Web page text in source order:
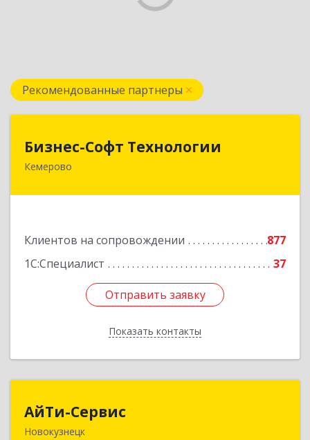
Рекомендованные партнеры
Бизнес-Софт Технологии
Кемерово
Клиентов на сопровождении
877
1С:Специалист
37
Отправить заявку
Показать контакты
Бизнес-Софт Технологии
650992, Кемеровская область - Кузбасс обл,
Отправить заявку
Назад
АйТи-Сервис
Новокузнецк
654005, Кемеровская область - Кузбасс обл,